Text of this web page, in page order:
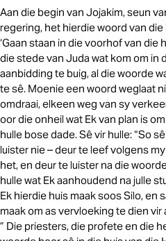
Aan die begin van Jojakim, seun
regering, het hierdie woord van die
‘Gaan staan in die voorhof van die
die stede van Juda wat kom om in
aanbidding te buig, al die woorde
te sê. Moenie een woord weglaat
omdraai, elkeen weg van sy
oor die onheil wat Ek van plan is
hulle bose dade. Sê vir hulle: “So
luister nie – deur te leef volgens
het, en deur te luister na die
hulle wat Ek aanhoudend na julle
Ek hierdie huis maak soos Silo, en
maak om as vervloeking te dien vir
” Die priesters, die profete en die